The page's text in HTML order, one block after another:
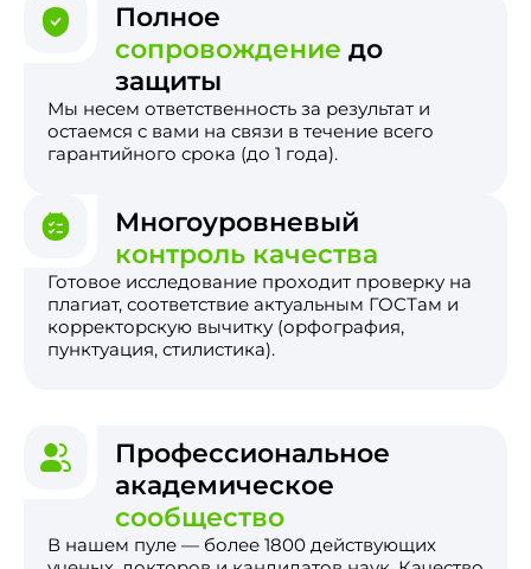
Полное
сопровождение до
защиты
Мы несем ответственность за результат и
остаемся с вами на связи в течение всего
гарантийного срока (до 1 года).
Многоуровневый
контроль качества
Готовое исследование проходит проверку на
плагиат, соответствие актуальным ГОСТам и
корректорскую вычитку (орфография,
пунктуация, стилистика).
Профессиональное
академическое
сообщество
В нашем пуле — более 1800 действующих